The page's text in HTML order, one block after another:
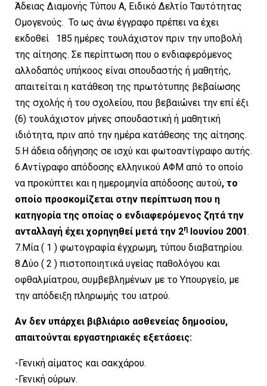
Άδειας Διαμονής Τύπου Α, Ειδικό Δελτίο Ταυτότητας
Ομογενούς. Το ως άνω έγγραφο πρέπει να έχει
εκδοθεί 185 ημέρες τουλάχιστον πριν την υποβολή
της αίτησης. Σε περίπτωση που ο ενδιαφερόμενος
αλλοδαπός υπήκοος είναι σπουδαστής ή μαθητής,
απαιτείται η κατάθεση της πρωτότυπης βεβαίωσης
της σχολής ή του σχολείου, που βεβαιώνει την επί έξι
(6) τουλάχιστον μήνες σπουδαστική ή μαθητική
ιδιότητα, πριν από την ημέρα κατάθεσης της αίτησης.
5.Η άδεια οδήγησης σε ισχύ και φωτοαντίγραφο αυτής.
6.Αντίγραφο απόδοσης ελληνικού ΑΦΜ από το οποίο
να προκύπτει και η ημερομηνία απόδοσης αυτού, το
οποίο προσκομίζεται στην περίπτωση που η
κατηγορία της οποίας ο ενδιαφερόμενος ζητά την
ανταλλαγή έχει χορηγηθεί μετά την 2η Ιουνίου 2001.
7.Μία ( 1 ) φωτογραφία έγχρωμη, τύπου διαβατηρίου.
8.Δύο ( 2 ) πιστοποιητικά υγείας παθολόγου και
οφθαλμίατρου, συμβεβλημένων με το Υπουργείο, με
την απόδειξη πληρωμής του ιατρού.
Αν δεν υπάρχει βιβλιάριο ασθενείας δημοσίου,
απαιτούνται εργαστηριακές εξετάσεις:
-Γενική αίματος και σακχάρου.
-Γενική ούρων.